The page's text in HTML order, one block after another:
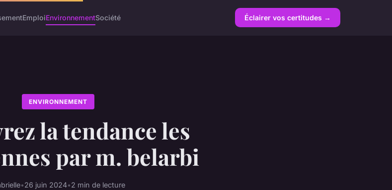
EmploiEnvironnementSociété Éclairer vos certitudes →
ENVIRONNEMENT
la tendance les
par m. belarbi
•26 juin 2024•2 min de lecture